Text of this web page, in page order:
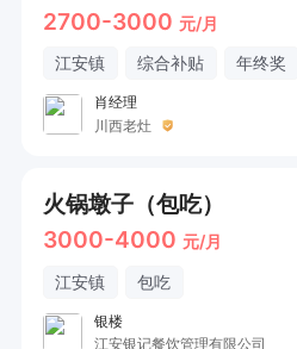
2700-3000 元/月
江安镇 综合补贴 年终奖
肖经理
川西老灶
火锅墩子（包吃）
3000-4000 元/月
江安镇 包吃
银楼
江安银记餐饮管理有限公司